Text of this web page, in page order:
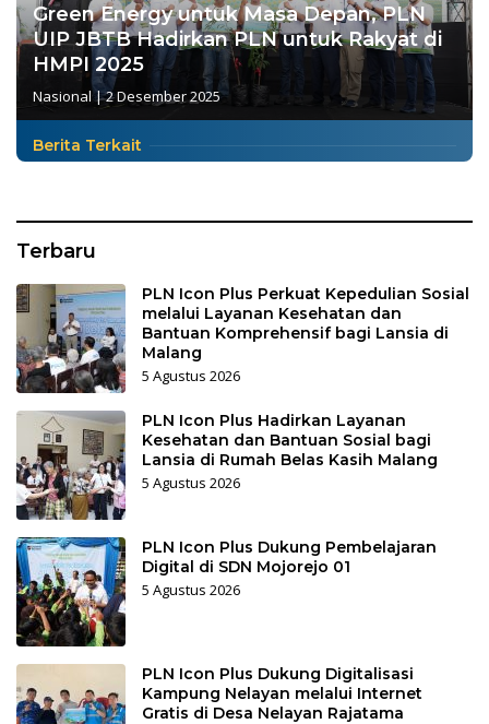
Green Energy untuk Masa Depan, PLN
UIP JBTB Hadirkan PLN untuk Rakyat di
HMPI 2025
Nasional|2 Desember 2025
Berita Terkait
Terbaru
PLN Icon Plus Perkuat Kepedulian Sosial
melalui Layanan Kesehatan dan
Bantuan Komprehensif bagi Lansia di
Malang
5 Agustus 2026
PLN Icon Plus Hadirkan Layanan
Kesehatan dan Bantuan Sosial bagi
Lansia di Rumah Belas Kasih Malang
5 Agustus 2026
PLN Icon Plus Dukung Pembelajaran
Digital di SDN Mojorejo 01
5 Agustus 2026
PLN Icon Plus Dukung Digitalisasi
Kampung Nelayan melalui Internet
Gratis di Desa Nelayan Rajatama